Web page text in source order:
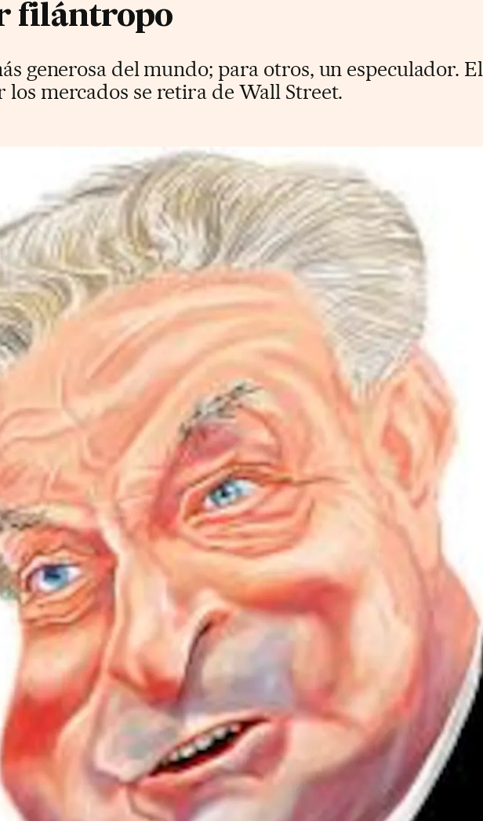
filántropo
generosa del mundo; para otros, un especulador. El
los mercados se retira de Wall Street.